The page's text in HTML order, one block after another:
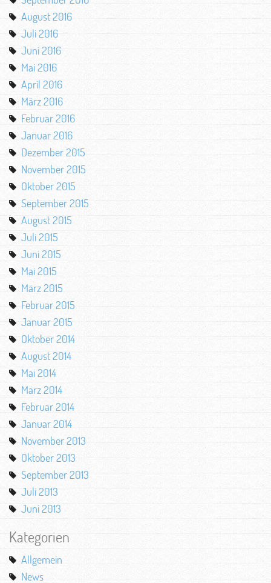
August 2016
Juli 2016
Juni 2016
Mai 2016
April 2016
März 2016
Februar 2016
Januar 2016
Dezember 2015
November 2015
Oktober 2015
September 2015
August 2015
Juli 2015
Juni 2015
Mai 2015
März 2015
Februar 2015
Januar 2015
Oktober 2014
August 2014
Mai 2014
März 2014
Februar 2014
Januar 2014
November 2013
Oktober 2013
September 2013
Juli 2013
Juni 2013
Kategorien
Allgemein
News